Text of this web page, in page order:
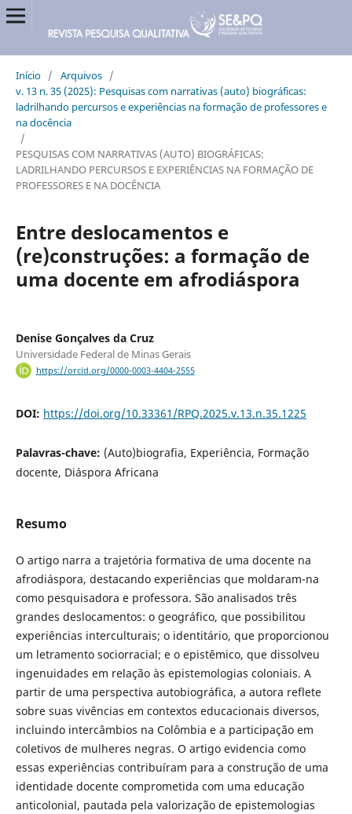
Início / Arquivos /
v. 13 n. 35 (2025): Pesquisas com narrativas (auto) biográficas:
ladrilhando percursos e experiências na formação de professores e
na docência
/
PESQUISAS COM NARRATIVAS (AUTO) BIOGRÁFICAS:
LADRILHANDO PERCURSOS E EXPERIÊNCIAS NA FORMAÇÃO DE
PROFESSORES E NA DOCÊNCIA
Entre deslocamentos e
(re)construções: a formação de
uma docente em afrodiáspora
Denise Gonçalves da Cruz
Universidade Federal de Minas Gerais
https://orcid.org/0000-0003-4404-2555
DOI: https://doi.org/10.33361/RPQ.2025.v.13.n.35.1225
Palavras-chave: (Auto)biografia, Experiência, Formação
docente, Diáspora Africana
Resumo
O artigo narra a trajetória formativa de uma docente na
afrodiáspora, destacando experiências que moldaram-na
como pesquisadora e professora. São analisados três
grandes deslocamentos: o geográfico, que possibilitou
experiências interculturais; o identitário, que proporcionou
um letramento sociorracial; e o epistêmico, que dissolveu
ingenuidades em relação às epistemologias coloniais. A
partir de uma perspectiva autobiográfica, a autora reflete
sobre suas vivências em contextos educacionais diversos,
incluindo intercâmbios na Colômbia e a participação em
coletivos de mulheres negras. O artigo evidencia como
essas experiências contribuíram para a construção de uma
identidade docente comprometida com uma educação
anticolonial, pautada pela valorização de epistemologias